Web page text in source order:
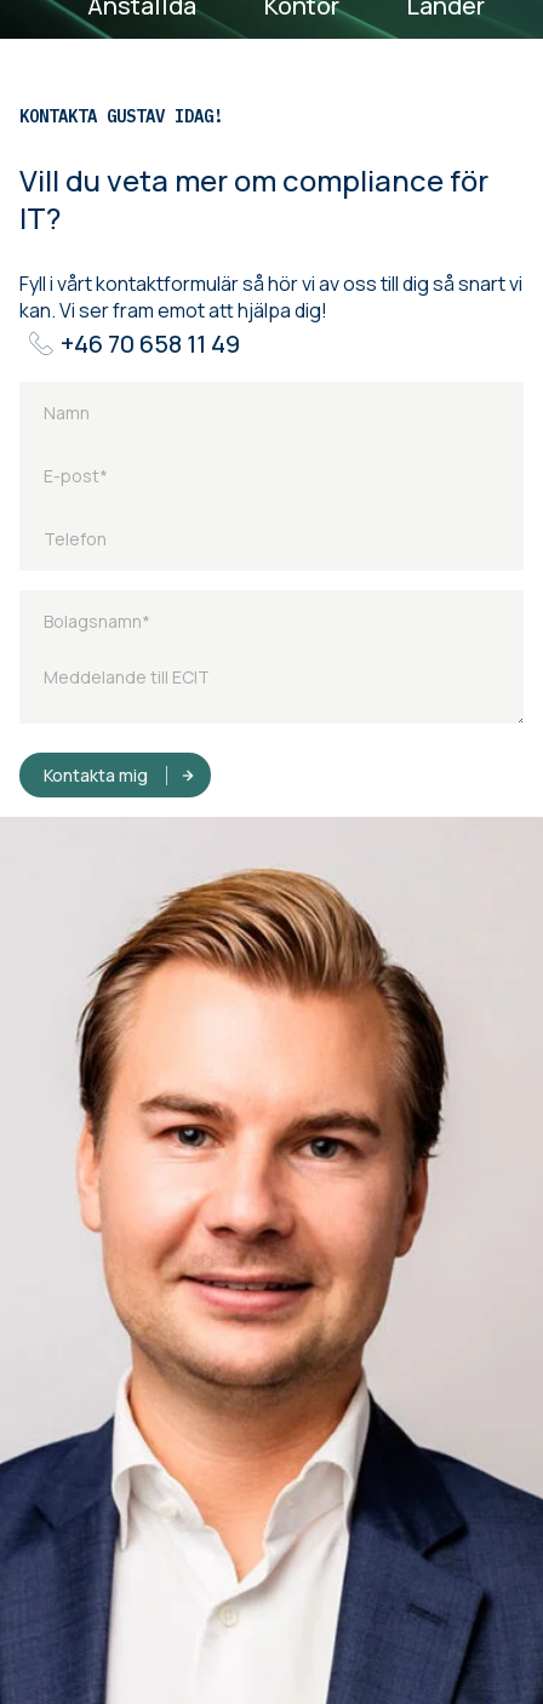
KONTAKTA GUSTAV IDAG!
Vill du veta mer om compliance för
IT?
Fyll i vårt kontaktformulär så hör vi av oss till dig så snart vi
kan. Vi ser fram emot att hjälpa dig!
+46 70 658 11 49